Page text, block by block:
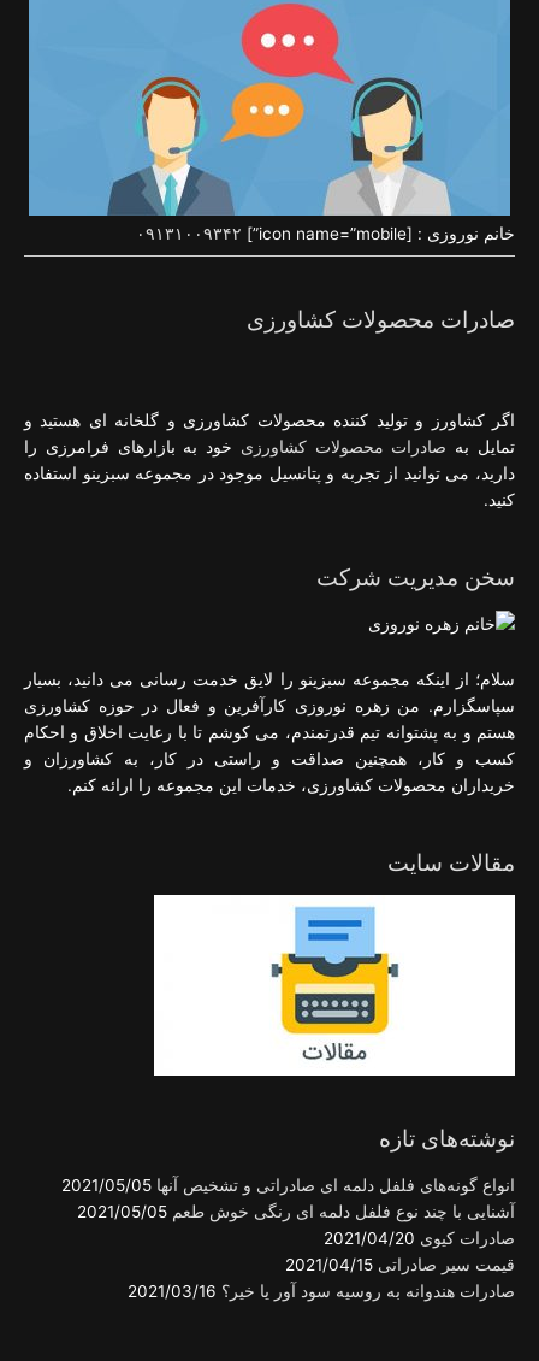
خانم نوروزی : [icon name=”mobile”] ۰۹۱۳۱۰۰۹۳۴۲
صادرات محصولات کشاورزی
اگر کشاورز و تولید کننده محصولات کشاورزی و گلخانه ای هستید و
تمایل به صادرات محصولات کشاورزی خود به بازارهای فرامرزی را
دارید، می توانید از تجربه و پتانسیل موجود در مجموعه سبزینو استفاده
کنید.
سخن مدیریت شرکت
سلام؛ از اینکه مجموعه سبزینو را لایق خدمت رسانی می دانید، بسیار
سپاسگزارم. من زهره نوروزی کارآفرین و فعال در حوزه کشاورزی
هستم و به پشتوانه تیم قدرتمندم، می کوشم تا با رعایت اخلاق و احکام
کسب و کار، همچنین صداقت و راستی در کار، به کشاورزان و
خریداران محصولات کشاورزی، خدمات این مجموعه را ارائه کنم.
مقالات سایت
نوشته‌های تازه
انواع گونه‌های فلفل دلمه ای صادراتی و تشخیص آنها 2021/05/05
آشنایی با چند نوع فلفل دلمه ای رنگی خوش طعم 2021/05/05
صادرات کیوی 2021/04/20
قیمت سیر صادراتی 2021/04/15
صادرات هندوانه به روسیه سود آور یا خیر؟ 2021/03/16